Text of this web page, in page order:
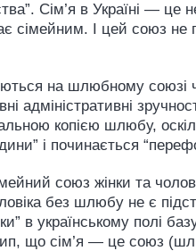
Сім’я в Україні — це
сімейним. І цей союз
на шлюбному союзі
адміністративні
копією шлюбу,
і починається
союз жінки та
без шлюбу не є
в українському полі
що сім’я — це союз